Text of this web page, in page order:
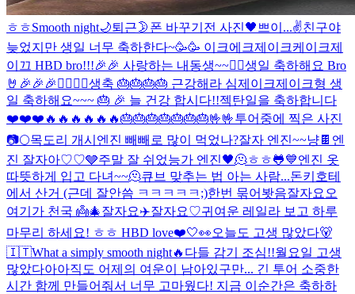
ㅎㅎSmooth night🌙퇴근🌛 폰 바꾸기전 사진🖤 쁘이...✌️친구야
늦었지만 생일 너무 축하한다~🥳🥳 이크에크제이크케이크제
이끄 HBD bro!!!🎉🎉 사랑하는 내동생~~❤️‍🔥생일 축하해요 Bro
🤘🎉🎉🎉❤️‍🔥❤️‍🔥생축 🎂🎂🎂🎂 근강해라 심제이크제이크형 생
일 축하해요~~~ 🎂 🎉 늘 건강 합시다!!젝탄일을 축하합니다
❤️❤️❤️🔥🔥🔥🔥🔥🔥🎂🎂🎂🎂🎂🎂🎂🤟🤟투어중에 찍은 사진
📷🌕목도리 개시 엔진 빼빼로 많이 먹었나?잘자 엔진~~냥 🍫 엔
진 잘자아♡♡🩶주말 잘 쉬었능가 엔진🖤🫠ㅎㅎ🐸💙엔진 옷
따뜻하게 입고 다녀~~🫠큐브 맞추는 법 아는 사람...돈키호테
에서 산거 (근데 잘안씀 ㅋㅋㅋㅋㅋ;)한번 묶어봣음잘자요오
여기가 천국 👼🎄잘자요✈️잘자요♡귀여운 레일라 보고 하루
마무리 하세요! ㅎㅎ HBD love❤️🤍👀오늘도 고생 많았다🐻
🇮🇹What a simply smooth night🔥 다들 감기 조심!!월요일 고생
많았다아아직도 어제의 여운이 남아있구만... 긴 투어 소중한
시간 함께 만들어줘서 너무 고마웠다! 지금 이순간은 축하하